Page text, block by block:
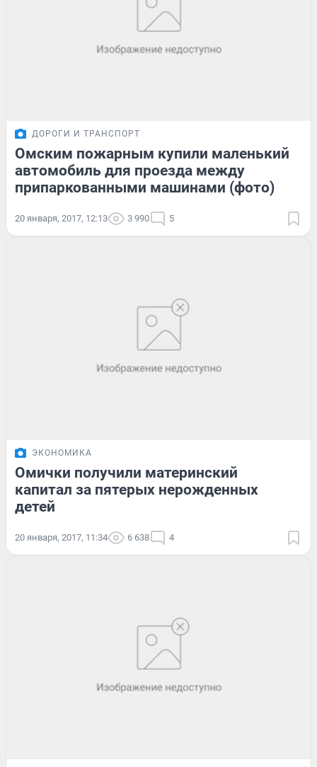
ДОРОГИ И ТРАНСПОРТ
Омским пожарным купили маленький
автомобиль для проезда между
припаркованными машинами (фото)
20 января, 2017, 12:13 3 990 5
ЭКОНОМИКА
Омички получили материнский
капитал за пятерых нерожденных
детей
20 января, 2017, 11:34 6 638 4